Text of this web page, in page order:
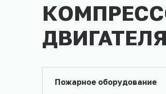
ДВИГАТЕЛЯ
Пожарное оборудование